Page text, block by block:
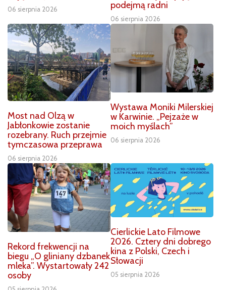
06 sierpnia 2026
podejmą radni
06 sierpnia 2026
Most nad Olzą w
Jabłonkowie zostanie
rozebrany. Ruch przejmie
tymczasowa przeprawa
06 sierpnia 2026
Wystawa Moniki Milerskiej
w Karwinie. „Pejzaże w
moich myślach”
06 sierpnia 2026
Rekord frekwencji na
biegu „O gliniany dzbanek
mleka”. Wystartowały 242
osoby
Cierlickie Lato Filmowe
2026. Cztery dni dobrego
kina z Polski, Czech i
Słowacji
05 sierpnia 2026